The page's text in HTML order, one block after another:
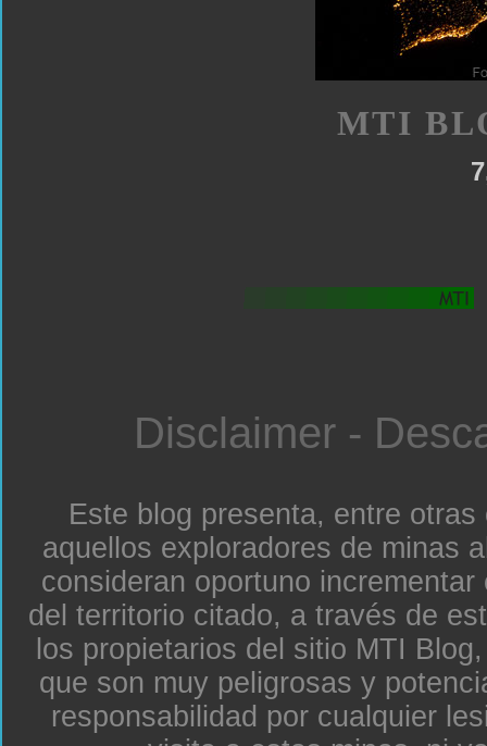
MTI
Disclaimer -
Este blog presenta, entre
aquellos exploradores de minas
consideran oportuno
del territorio citado, a través de
los propietarios del sitio MTI
que son muy peligrosas y
responsabilidad por cualquier